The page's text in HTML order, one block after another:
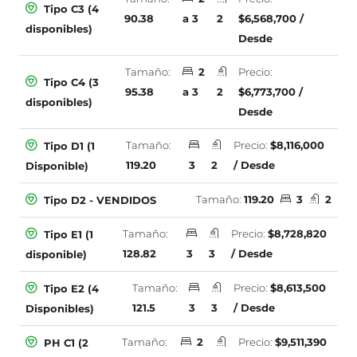
Tipo C3 (4
disponibles)
90.38
a 3
2
$6,568,700 /
Desde
Tipo C4 (3
disponibles)
Tamaño:
95.38
2
a 3
2
Precio:
$6,773,700 /
Desde
Tipo D1 (1
Disponible)
Tamaño:
119.20
3 2
Precio:$8,116,000
/ Desde
Tipo D2 - VENDIDOS Tamaño: 119.20 3 2
Tipo E1 (1
disponible)
Tamaño:
128.82
3 3
Precio:$8,728,820
/ Desde
Tipo E2 (4
Disponibles)
Tamaño:
121.5
3 3
Precio:$8,613,500
/ Desde
PH C1 (2
Tamaño:
2
Precio: $9,511,390